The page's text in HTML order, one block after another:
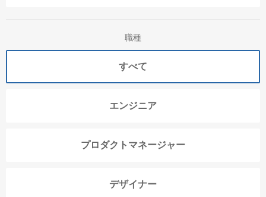
職種
すべて
エンジニア
プロダクトマネージャー
デザイナー